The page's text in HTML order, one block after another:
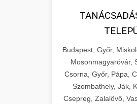
Budapest, Győr,
Mosonmagyaróvár,
Csorna, Győr, Pápa,
Szombathely, Ják,
Csepreg, Zalalövő,